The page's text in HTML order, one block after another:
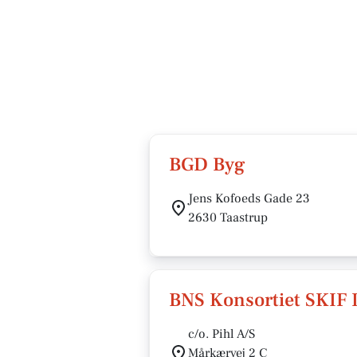
BGD Byg
Jens Kofoeds Gade 23
2630 Taastrup
BNS Konsortiet SKIF
c/o. Pihl A/S
Mårkærvej 2 C